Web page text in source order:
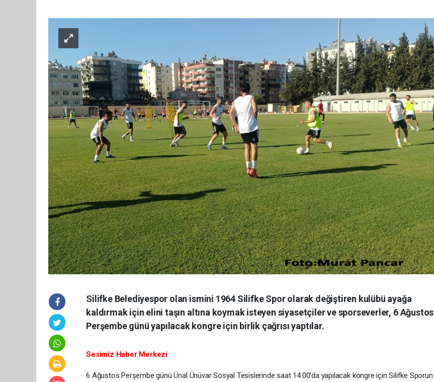
Silifke Belediyespor olan ismini 1964 Silifke Spor olarak değiştiren kulübü ayağa
kaldırmak için elini taşın altına koymak isteyen siyasetçiler ve sporseverler, 6 Ağustos
Perşembe günü yapılacak kongre için birlik çağrısı yaptılar.
Sesimiz Haber Merkezi
6 Ağustos Perşembe günü Ünal Ünüvar Sosyal Tesislerinde saat 14.00’da yapılacak kongre için Silifke Sporun